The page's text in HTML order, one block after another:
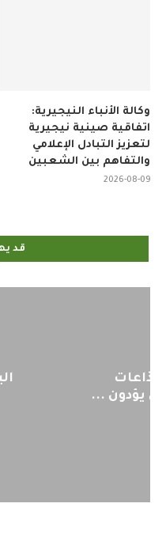
وكالة الأنباء النيجيرية:
اتفاقية صينية نيجيرية
لتعزيز التبادل الإعلامي
والتفاهم بين الشعبين
2026-08-09
قد
اليوم :